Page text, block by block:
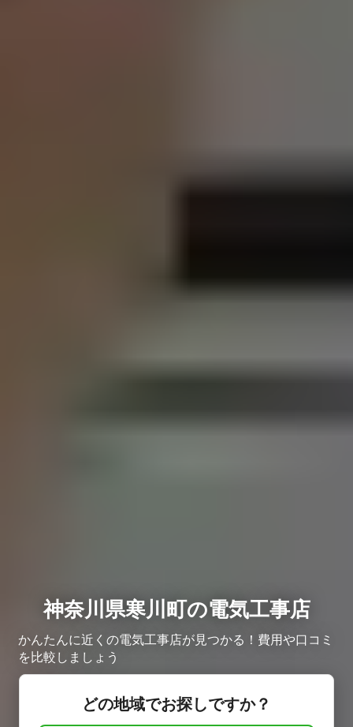
神奈川県寒川町の電気工事店
かんたんに近くの電気工事店が見つかる！費用や口コミ
を比較しましょう
どの地域でお探しですか？